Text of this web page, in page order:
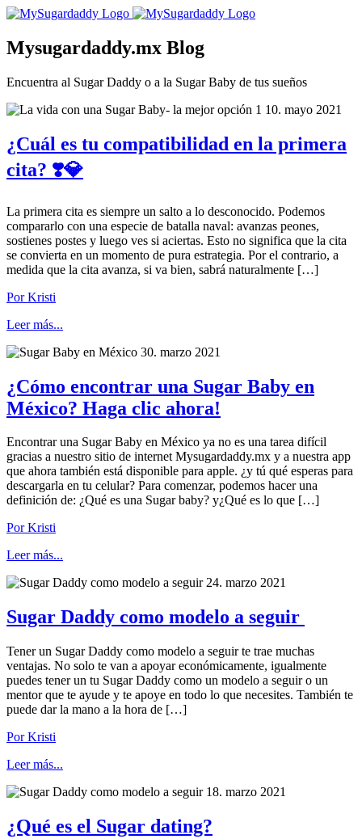
Mysugardaddy.mx Blog
Encuentra al Sugar Daddy o a la Sugar Baby de tus sueños
10. mayo 2021
¿Cuál es tu compatibilidad en la primera
cita? ❣️💎
La primera cita es siempre un salto a lo desconocido. Podemos
compararlo con una especie de batalla naval: avanzas peones,
sostienes postes y luego ves si aciertas. Esto no significa que la cita
se convierta en un momento de pura estrategia. Por el contrario, a
medida que la cita avanza, si va bien, sabrá naturalmente […]
Por Kristi
Leer más...
30. marzo 2021
¿Cómo encontrar una Sugar Baby en
México? Haga clic ahora!
Encontrar una Sugar Baby en México ya no es una tarea difícil
gracias a nuestro sitio de internet Mysugardaddy.mx y a nuestra app
que ahora también está disponible para apple. ¿y tú qué esperas para
descargarla en tu celular? Para comenzar, podemos hacer una
definición de: ¿Qué es una Sugar baby? y¿Qué es lo que […]
Por Kristi
Leer más...
24. marzo 2021
Sugar Daddy como modelo a seguir
Tener un Sugar Daddy como modelo a seguir te trae muchas
ventajas. No solo te van a apoyar económicamente, igualmente
puedes tener un tu Sugar Daddy como un modelo a seguir o un
mentor que te ayude y te apoye en todo lo que necesites. También te
puede dar la mano a la hora de […]
Por Kristi
Leer más...
18. marzo 2021
¿Qué es el Sugar dating?